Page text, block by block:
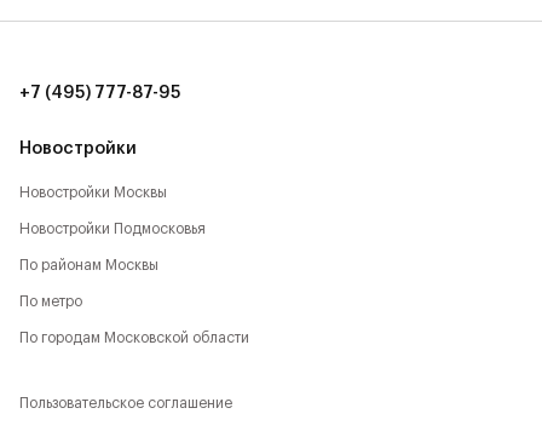
Новостройки
Новостройки Москвы
Новостройки Подмосковья
По районам Москвы
По метро
По городам Московской области
+7 (495) 777-87-95
Пользовательское соглашение